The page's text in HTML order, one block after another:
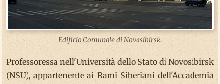
Edificio Comunale di Novosibirsk.
Professoressa nell'Università dello Stato di Novosibirsk
(NSU), appartenente ai Rami Siberiani dell'Accademia